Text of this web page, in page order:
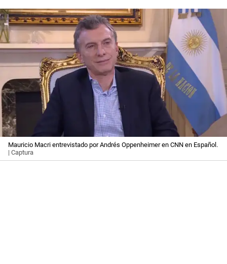
Mauricio Macri entrevistado por Andrés Oppenheimer en CNN en Español.
| Captura